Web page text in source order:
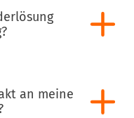
an meine